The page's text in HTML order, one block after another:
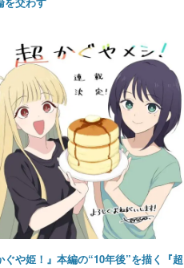
ぐや姫！』本編の“10年後”を描く『超